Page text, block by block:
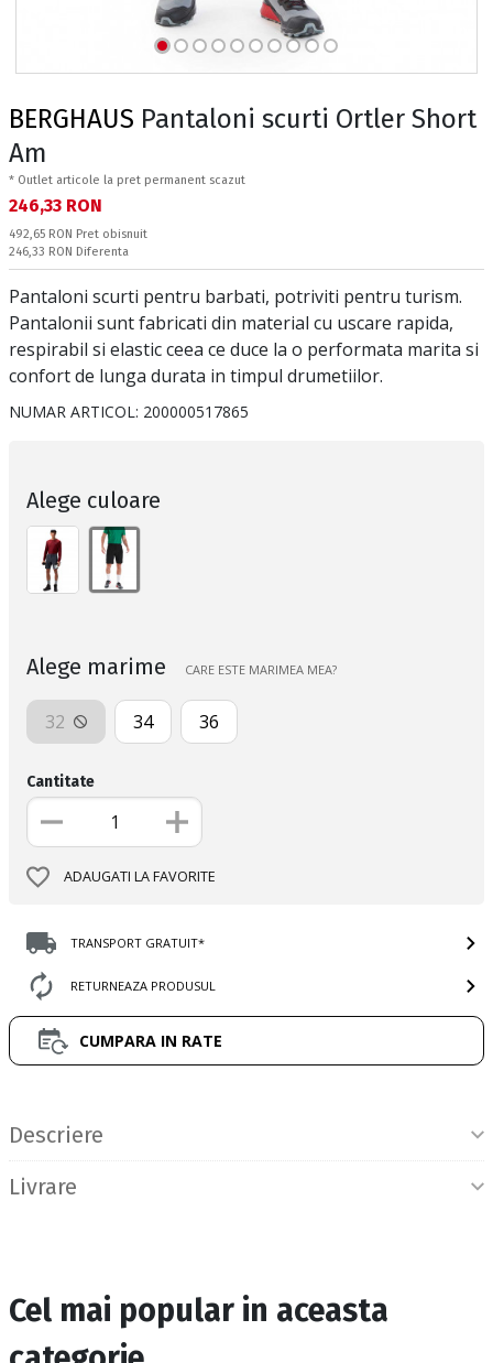
BERGHAUS Pantaloni scurti Ortler Short
Am
* Outlet articole la pret permanent scazut
Текуща цена:
246,33 RON
Pret obisnuit:
492,65 RON Pret obisnuit
Спестявате:
246,33 RON Diferenta
Pantaloni scurti pentru barbati, potriviti pentru turism.
Pantalonii sunt fabricati din material cu uscare rapida,
respirabil si elastic ceea ce duce la o performata marita si
confort de lunga durata in timpul drumetiilor.
NUMAR ARTICOL: 200000517865
Alege culoare
Alege marime CARE ESTE MARIMEA MEA?
32 34 36
Cantitate
ADAUGATI LA FAVORITE
TRANSPORT GRATUIT*
RETURNEAZA PRODUSUL
CUMPARA IN RATE
Descriere
Livrare
Cel mai popular in aceasta